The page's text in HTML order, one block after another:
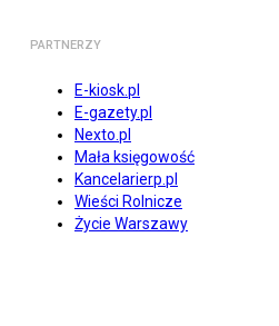
PARTNERZY
E-kiosk.pl
E-gazety.pl
Nexto.pl
Mała księgowość
Kancelarierp.pl
Wieści Rolnicze
Życie Warszawy